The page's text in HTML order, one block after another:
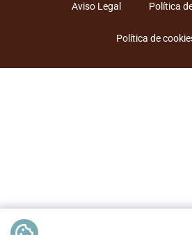
Aviso Legal Política
Política de